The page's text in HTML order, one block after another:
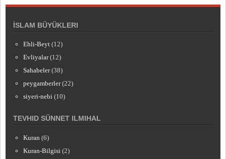
İSLAM BÜYÜKLERI
Ehli-Beyt (12)
Evliyalar (12)
Sahabeler (38)
peygamberler (22)
siyeri-nebi (10)
TEVHID SÜNNET ILMIHAL
Kuran (6)
Kuran-Bilgisi (2)